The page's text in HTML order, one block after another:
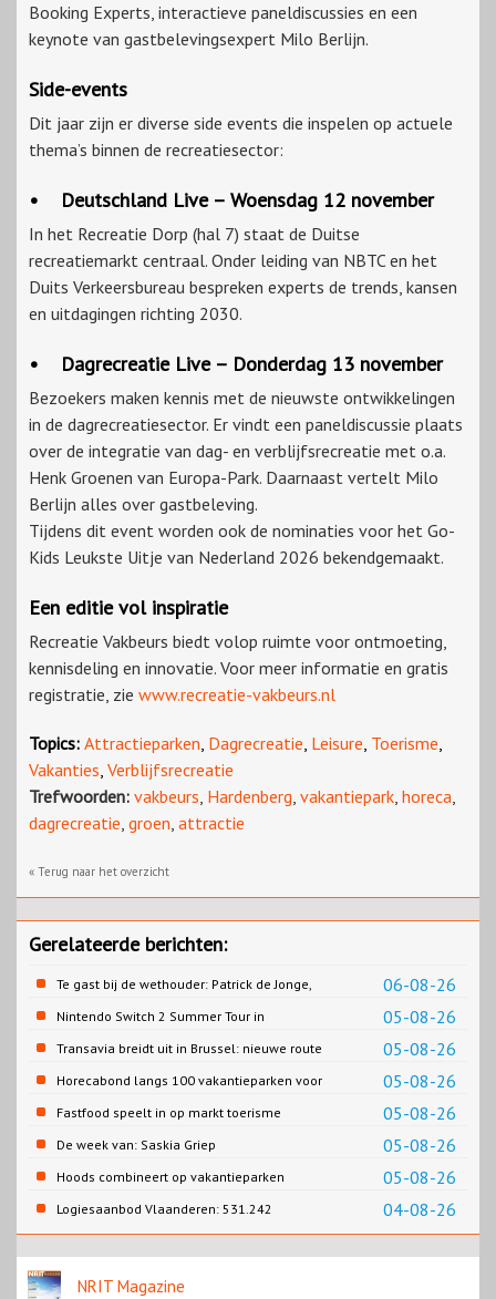
Booking Experts, interactieve paneldiscussies en een
keynote van gastbelevingsexpert Milo Berlijn.
Side-events
Dit jaar zijn er diverse side events die inspelen op actuele
thema’s binnen de recreatiesector:
• Deutschland Live – Woensdag 12 november
In het Recreatie Dorp (hal 7) staat de Duitse
recreatiemarkt centraal. Onder leiding van NBTC en het
Duits Verkeersbureau bespreken experts de trends, kansen
en uitdagingen richting 2030.
• Dagrecreatie Live – Donderdag 13 november
Bezoekers maken kennis met de nieuwste ontwikkelingen
in de dagrecreatiesector. Er vindt een paneldiscussie plaats
over de integratie van dag- en verblijfsrecreatie met o.a.
Henk Groenen van Europa-Park. Daarnaast vertelt Milo
Berlijn alles over gastbeleving.
Tijdens dit event worden ook de nominaties voor het Go-
Kids Leukste Uitje van Nederland 2026 bekendgemaakt.
Een editie vol inspiratie
Recreatie Vakbeurs biedt volop ruimte voor ontmoeting,
kennisdeling en innovatie. Voor meer informatie en gratis
registratie, zie www.recreatie-vakbeurs.nl
Topics: Attractieparken, Dagrecreatie, Leisure, Toerisme,
Vakanties, Verblijfsrecreatie
Trefwoorden: vakbeurs, Hardenberg, vakantiepark, horeca,
dagrecreatie, groen, attractie
« Terug naar het overzicht
Gerelateerde berichten:
06-08-26
Te gast bij de wethouder: Patrick de Jonge,
Gemeente Emmen
05-08-26
Nintendo Switch 2 Summer Tour in
Slagharen
05-08-26
Transavia breidt uit in Brussel: nieuwe route
naar Porto
05-08-26
Horecabond langs 100 vakantieparken voor
Cao-recreatie
05-08-26
Fastfood speelt in op markt toerisme
05-08-26
De week van: Saskia Griep
05-08-26
Hoods combineert op vakantieparken
recreatie en wonen
04-08-26
Logiesaanbod Vlaanderen: 531.242
slaapplaatsen
NRIT Magazine